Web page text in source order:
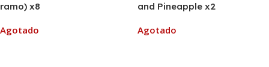
ramo) x8
Agotado
and Pineapple x2
Agotado